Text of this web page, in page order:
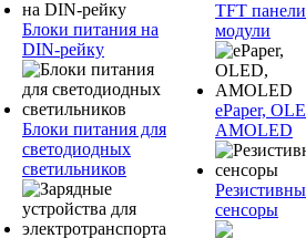
Блоки питания на
DIN-рейку
Блоки питания для
светодиодных
светильников
TFT
модули
ePaper,
AMOLED
сенсоры